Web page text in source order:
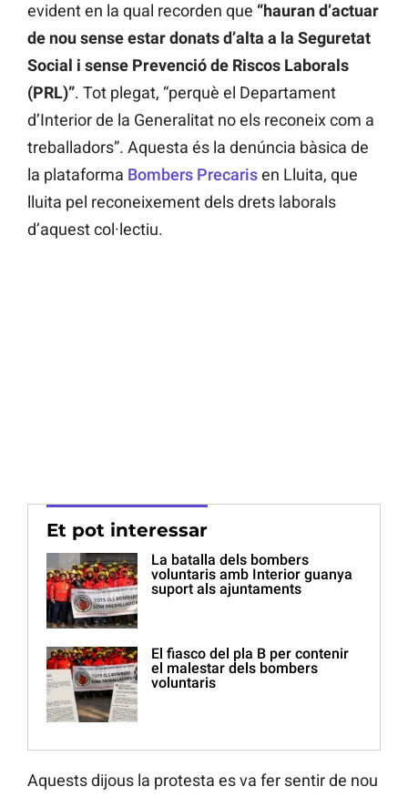
evident en la qual recorden que “hauran d’actuar
de nou sense estar donats d’alta a la Seguretat
Social i sense Prevenció de Riscos Laborals
(PRL)”. Tot plegat, “perquè el Departament
d’Interior de la Generalitat no els reconeix com a
treballadors”. Aquesta és la denúncia bàsica de
la plataforma Bombers Precarisen Lluita, que
lluita pel reconeixement dels drets laborals
d’aquest col·lectiu.
Et pot interessar
La batalla dels bombers
voluntaris amb Interior guanya
suport als ajuntaments
El fiasco del pla B per contenir
el malestar dels bombers
voluntaris
Aquests dijous la protesta es va fer sentir de nou